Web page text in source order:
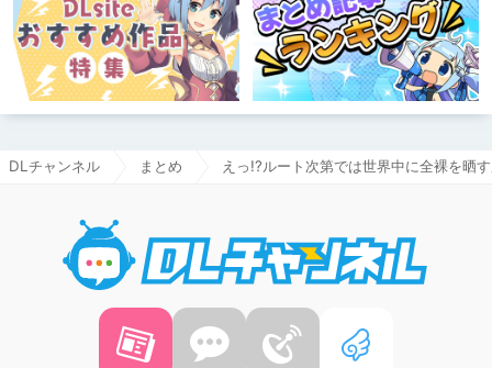
DLチャンネル まとめ えっ!?ルート次第では世界中に全裸を晒